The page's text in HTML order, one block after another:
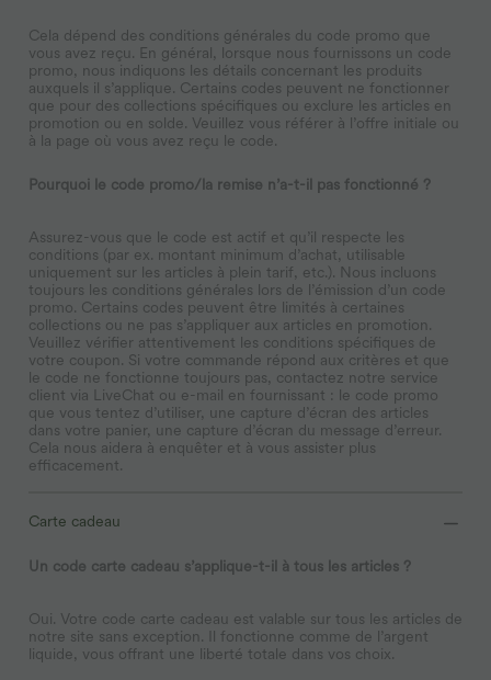
Cela dépend des conditions générales du code promo que
vous avez reçu. En général, lorsque nous fournissons un code
promo, nous indiquons les détails concernant les produits
auxquels il s’applique. Certains codes peuvent ne fonctionner
que pour des collections spécifiques ou exclure les articles en
promotion ou en solde. Veuillez vous référer à l’offre initiale ou
à la page où vous avez reçu le code.
Pourquoi le code promo/la remise n’a-t-il pas fonctionné ?
Assurez-vous que le code est actif et qu’il respecte les
conditions (par ex. montant minimum d’achat, utilisable
uniquement sur les articles à plein tarif, etc.). Nous incluons
toujours les conditions générales lors de l’émission d’un code
promo. Certains codes peuvent être limités à certaines
collections ou ne pas s’appliquer aux articles en promotion.
Veuillez vérifier attentivement les conditions spécifiques de
votre coupon. Si votre commande répond aux critères et que
le code ne fonctionne toujours pas, contactez notre service
client via LiveChat ou e-mail en fournissant : le code promo
que vous tentez d’utiliser, une capture d’écran des articles
dans votre panier, une capture d’écran du message d’erreur.
Cela nous aidera à enquêter et à vous assister plus
efficacement.
Carte cadeau
Un code carte cadeau s’applique-t-il à tous les articles ?
Oui. Votre code carte cadeau est valable sur tous les articles de
notre site sans exception. Il fonctionne comme de l’argent
liquide, vous offrant une liberté totale dans vos choix.